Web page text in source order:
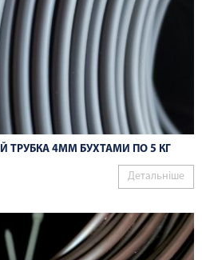
ТРУБКА 4ММ БУХТАМИ ПО 5 КГ
Детальніше